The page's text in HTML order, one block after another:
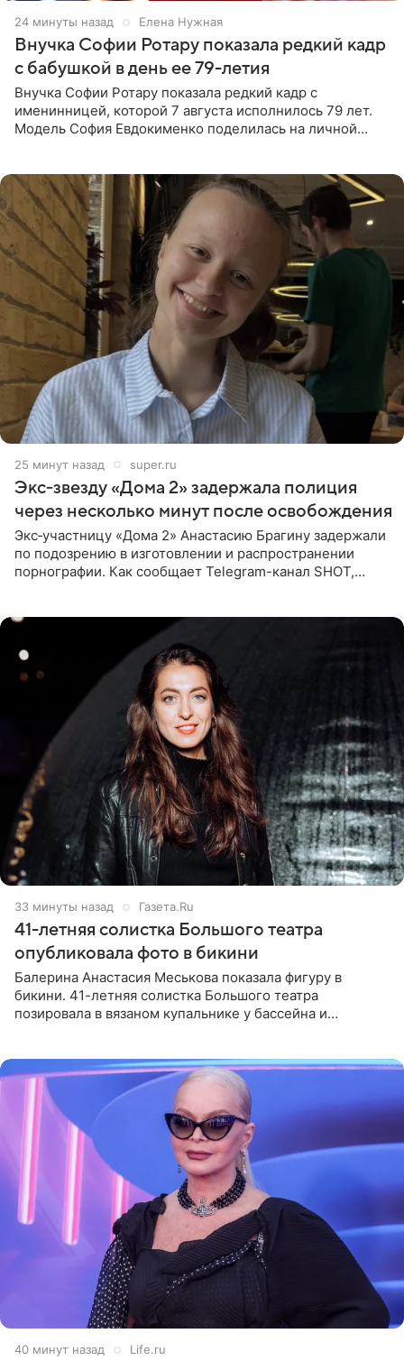
24 минуты назад Елена Нужная
Внучка Софии Ротару показала редкий кадр
с бабушкой в день ее 79-летия
Внучка Софии Ротару показала редкий кадр с
именинницей, которой 7 августа исполнилось 79 лет.
Модель София Евдокименко поделилась на личной
25 минут назад super.ru
Экс‑звезду «Дома 2» задержала полиция
через несколько минут после освобождения
Экс‑участницу «Дома 2» Анастасию Брагину задержали
по подозрению в изготовлении и распространении
порнографии. Как сообщает Telegram-канал SHOT,
33 минуты назад Газета.Ru
41-летняя солистка Большого театра
опубликовала фото в бикини
Балерина Анастасия Меськова показала фигуру в
бикини. 41-летняя солистка Большого театра
позировала в вязаном купальнике у бассейна и
40 минут назад Life.ru